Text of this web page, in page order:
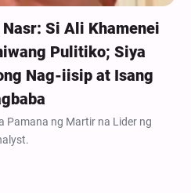
Si Ali Khamenei
Pulitiko; Siya
Nag-iisip at Isang
Pamana ng Martir na Lider ng